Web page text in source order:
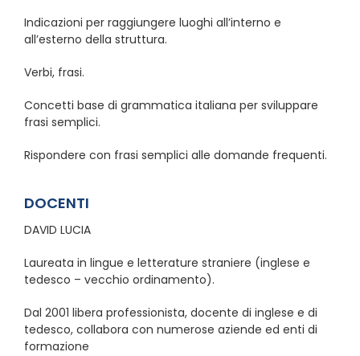
Indicazioni per raggiungere luoghi all’interno e
all’esterno della struttura.
Verbi, frasi.
Concetti base di grammatica italiana per sviluppare
frasi semplici.
Rispondere con frasi semplici alle domande frequenti.
DOCENTI
DAVID LUCIA
Laureata in lingue e letterature straniere (inglese e
tedesco – vecchio ordinamento).
Dal 2001 libera professionista, docente di inglese e di
tedesco, collabora con numerose aziende ed enti di
formazione